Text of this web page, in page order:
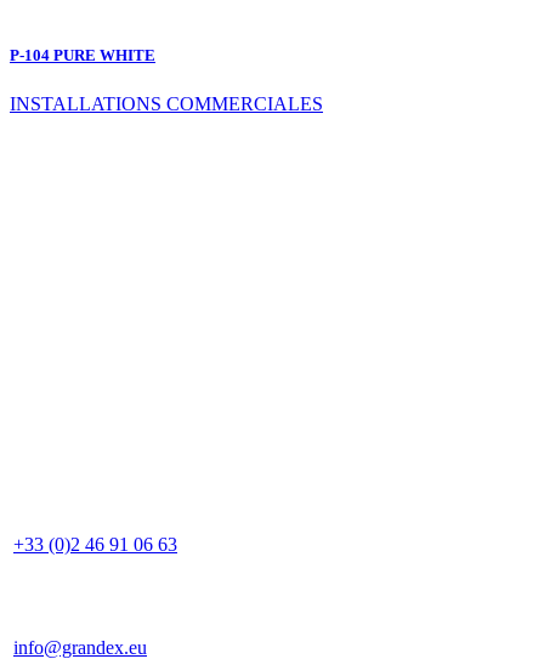
P-104 PURE WHITE
INSTALLATIONS COMMERCIALES
+33 (0)2 46 91 06 63
info@grandex.eu